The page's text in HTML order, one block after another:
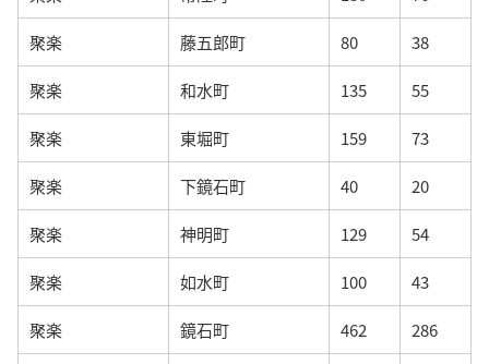
聚楽 藤五郎町 80 38
聚楽 和水町 135 55
聚楽 東堀町 159 73
聚楽 下鏡石町 40 20
聚楽 神明町 129 54
聚楽 如水町 100 43
聚楽 鏡石町 462 286